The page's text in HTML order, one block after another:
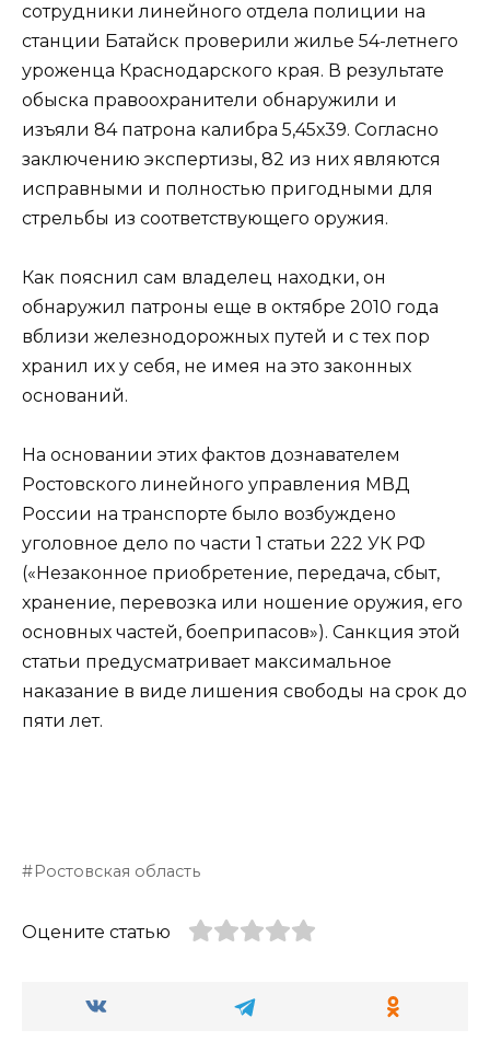
сотрудники линейного отдела полиции на
станции Батайск проверили жилье 54-летнего
уроженца Краснодарского края. В результате
обыска правоохранители обнаружили и
изъяли 84 патрона калибра 5,45х39. Согласно
заключению экспертизы, 82 из них являются
исправными и полностью пригодными для
стрельбы из соответствующего оружия.
Как пояснил сам владелец находки, он
обнаружил патроны еще в октябре 2010 года
вблизи железнодорожных путей и с тех пор
хранил их у себя, не имея на это законных
оснований.
На основании этих фактов дознавателем
Ростовского линейного управления МВД
России на транспорте было возбуждено
уголовное дело по части 1 статьи 222 УК РФ
(«Незаконное приобретение, передача, сбыт,
хранение, перевозка или ношение оружия, его
основных частей, боеприпасов»). Санкция этой
статьи предусматривает максимальное
наказание в виде лишения свободы на срок до
пяти лет.
Ростовская область
Оцените статью